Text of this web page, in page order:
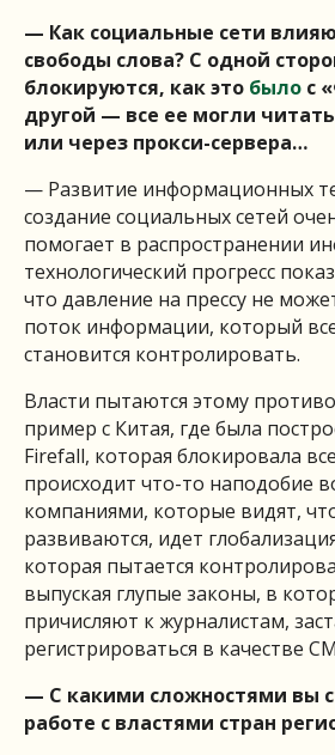
— Как социальные сети
свободы слова? С одной
блокируются, как это было с
другой — все ее могли
или через прокси-сервера…
— Развитие информационных
создание социальных сетей
помогает в распространении
технологический прогресс
что давление на прессу не
поток информации, который
становится контролировать.
Власти пытаются этому
пример с Китая, где была
Firefall, которая блокировала
происходит что-то наподобие
компаниями, которые видят,
развиваются, идет
которая пытается
выпуская глупые законы, в
причисляют к журналистам,
регистрироваться в качестве
— С какими сложностями вы
работе с властями стран